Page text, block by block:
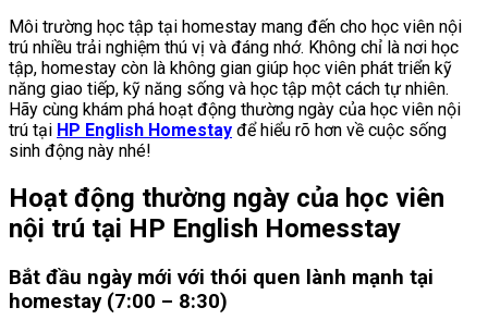
Môi trường học tập tại homestay mang đến cho học viên nội
trú nhiều trải nghiệm thú vị và đáng nhớ. Không chỉ là nơi học
tập, homestay còn là không gian giúp học viên phát triển kỹ
năng giao tiếp, kỹ năng sống và học tập một cách tự nhiên.
Hãy cùng khám phá hoạt động thường ngày của học viên nội
trú tại HP English Homestay để hiểu rõ hơn về cuộc sống
sinh động này nhé!
Hoạt động thường ngày của học viên
nội trú tại HP English Homesstay
Bắt đầu ngày mới với thói quen lành mạnh tại
homestay (7:00 – 8:30)